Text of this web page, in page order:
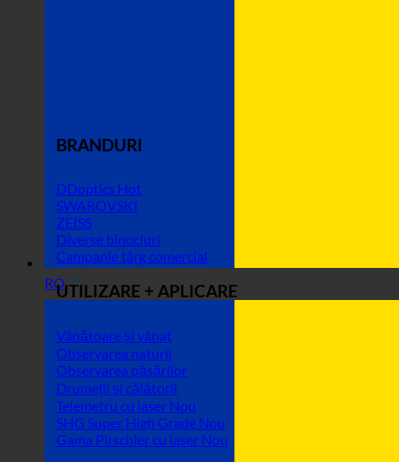
RO
BRANDURI
DDoptics
SWAROVSKI
ZEISS
Diverse binocluri
Campanie târg comercial
UTILIZARE + APLICARE
Vânătoare și vânat
Observarea naturii
Observarea păsărilor
Drumeții și călătorii
Telemetru cu laser
SHG Super High Grade
Gama Pirschler cu laser